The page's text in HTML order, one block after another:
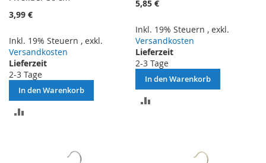
3,99 €
Inkl. 19% Steuern , exkl.
Versandkosten
Lieferzeit
2-3 Tage
In den Warenkorb
HINZUFÜGEN
5,85 €
Inkl. 19% Steuern ,exkl.
Versandkosten
Lieferzeit
2-3 Tage
In den Warenkorb